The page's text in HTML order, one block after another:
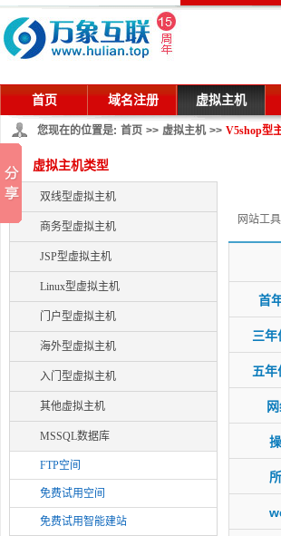
首页 域名注册 虚拟主机
您现在的位置是: 首页 >> 虚拟主机 >> V5shop型
虚拟主机类型
双线型虚拟主机
商务型虚拟主机
JSP型虚拟主机
Linux型虚拟主机
门户型虚拟主机
海外型虚拟主机
入门型虚拟主机
其他虚拟主机
MSSQL数据库
FTP空间
免费试用空间
免费试用智能建站
网站工具
首
三年
五年